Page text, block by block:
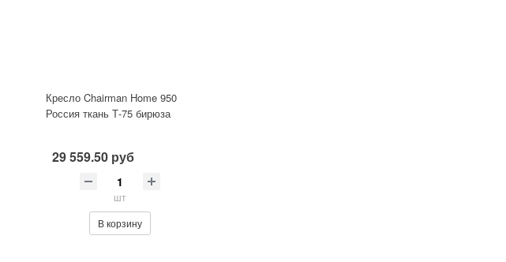
Кресло Chairman Home 950
Россия ткань Т-75 бирюза
29 559.50 руб
шт
В корзину